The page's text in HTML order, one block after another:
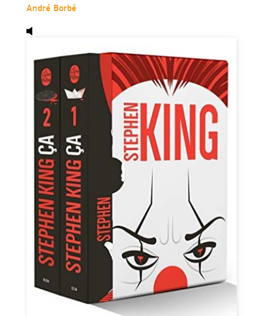
André Borbé
Audio,